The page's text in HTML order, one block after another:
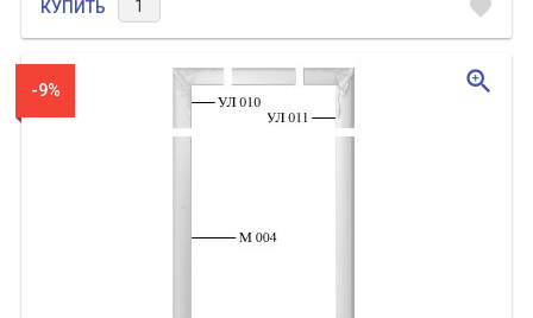
КУПИТЬ favorite
-9% zoom_in